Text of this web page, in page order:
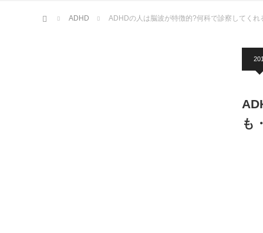
ホーム ADHD ADHDの人は脳波が特徴的?何科で診察してくれ
も